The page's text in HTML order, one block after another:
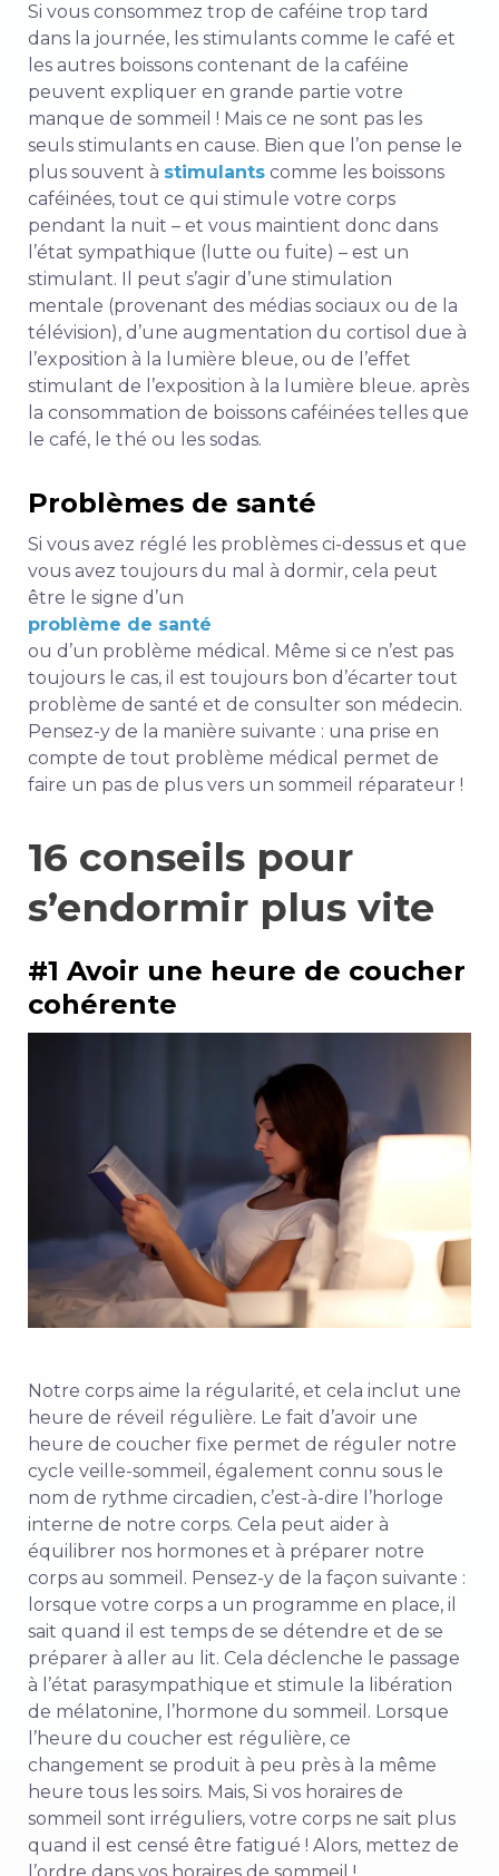
Si vous consommez trop de caféine trop tard
dans la journée, les stimulants comme le café et
les autres boissons contenant de la caféine
peuvent expliquer en grande partie votre
manque de sommeil ! Mais ce ne sont pas les
seuls stimulants en cause. Bien que l’on pense le
plus souvent à stimulants comme les boissons
caféinées, tout ce qui stimule votre corps
pendant la nuit – et vous maintient donc dans
l’état sympathique (lutte ou fuite) – est un
stimulant. Il peut s’agir d’une stimulation
mentale (provenant des médias sociaux ou de la
télévision), d’une augmentation du cortisol due à
l’exposition à la lumière bleue, ou de l’effet
stimulant de l’exposition à la lumière bleue. après
la consommation de boissons caféinées telles que
le café, le thé ou les sodas.
Problèmes de santé
Si vous avez réglé les problèmes ci-dessus et que
vous avez toujours du mal à dormir, cela peut
être le signe d’un
problème de santé
ou d’un problème médical. Même si ce n’est pas
toujours le cas, il est toujours bon d’écarter tout
problème de santé et de consulter son médecin.
Pensez-y de la manière suivante : una prise en
compte de tout problème médical permet de
faire un pas de plus vers un sommeil réparateur !
16 conseils pour
s’endormir plus vite
#1 Avoir une heure de coucher
cohérente
Notre corps aime la régularité, et cela inclut une
heure de réveil régulière. Le fait d’avoir une
heure de coucher fixe permet de réguler notre
cycle veille-sommeil, également connu sous le
nom de rythme circadien, c’est-à-dire l’horloge
interne de notre corps. Cela peut aider à
équilibrer nos hormones et à préparer notre
corps au sommeil. Pensez-y de la façon suivante :
lorsque votre corps a un programme en place, il
sait quand il est temps de se détendre et de se
préparer à aller au lit. Cela déclenche le passage
à l’état parasympathique et stimule la libération
de mélatonine, l’hormone du sommeil. Lorsque
l’heure du coucher est régulière, ce
changement se produit à peu près à la même
heure tous les soirs. Mais, Si vos horaires de
sommeil sont irréguliers, votre corps ne sait plus
quand il est censé être fatigué ! Alors, mettez de